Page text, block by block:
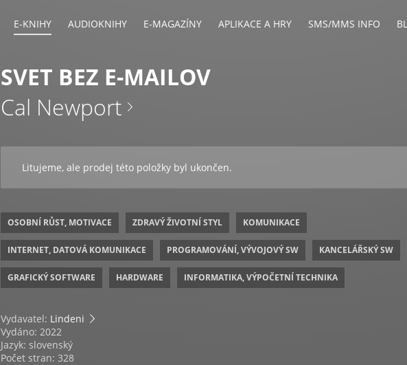
E-KNIHY AUDIOKNIHY E-MAGAZÍNY APLIKACE A HRY SMS/MMS INFO
SVET BEZ E-MAILOV
Cal Newport
Litujeme, ale prodej této položky byl ukončen.
OSOBNÍ RŮST, MOTIVACE ZDRAVÝ ŽIVOTNÍ STYL KOMUNIKACE
INTERNET, DATOVÁ KOMUNIKACE PROGRAMOVÁNÍ, VÝVOJOVÝ SW KANCELÁŘSKÝ SW
GRAFICKÝ SOFTWARE HARDWARE INFORMATIKA, VÝPOČETNÍ TECHNIKA
Vydavatel: Lindeni
Vydáno: 2022
Jazyk: slovenský
Počet stran: 328